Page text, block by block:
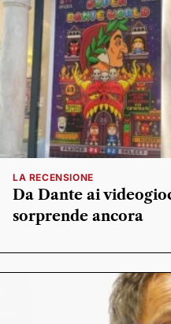
LA RECENSIONE
Da Dante ai
sorprende ancora